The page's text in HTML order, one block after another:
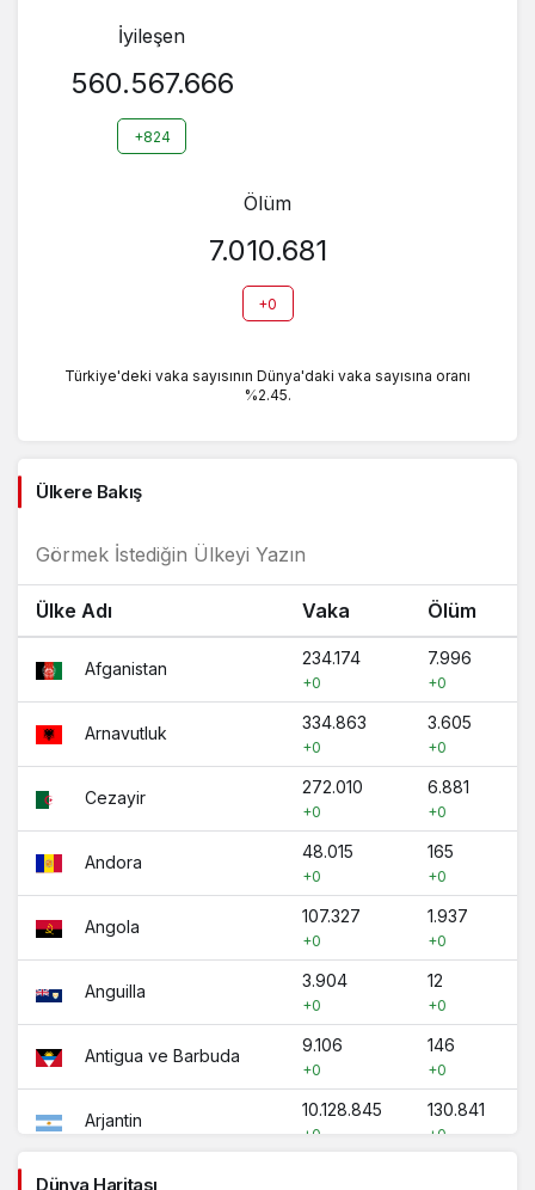
İyileşen
560.567.666
+824
Ölüm
7.010.681
+0
Türkiye'deki vaka sayısının Dünya'daki vaka sayısına oranı
%2.45.
Ülkere Bakış
Ülke Adı Vaka Ölüm
Afganistan
234.174
+0
7.996
+0
Arnavutluk
334.863
+0
3.605
+0
Cezayir
272.010
+0
6.881
+0
Andora
48.015
+0
165
+0
Angola
107.327
+0
1.937
+0
Anguilla
3.904
+0
12
+0
Antigua ve Barbuda
9.106
+0
146
+0
Arjantin
10.128.845
+0
130.841
+0
Ermenistan
Dünya Haritası